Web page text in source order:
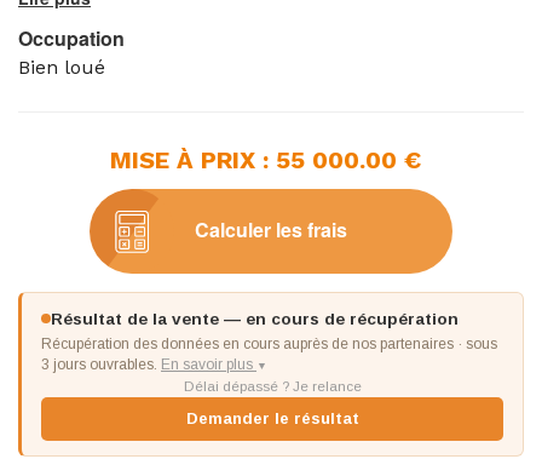
PVD).
Occupation
Bien loué
MISE À PRIX : 55 000.00 €
Calculer les frais
Résultat de la vente — en cours de récupération
Récupération des données en cours auprès de nos partenaires · sous
3 jours ouvrables. En savoir plus ▼
Délai dépassé ? Je relance
Demander le résultat